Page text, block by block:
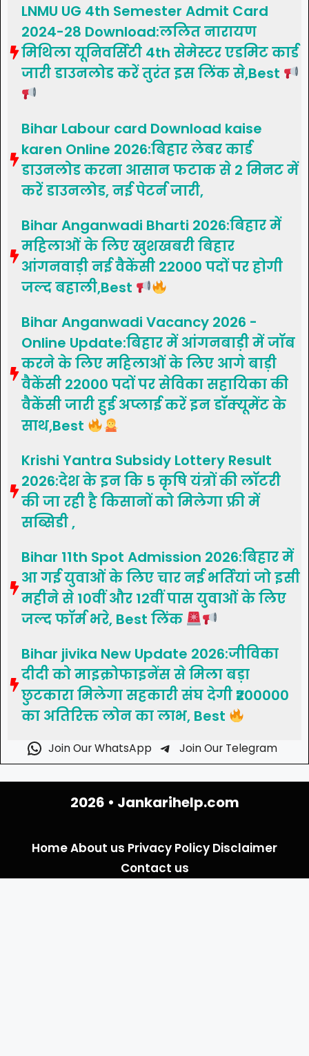
LNMU UG 4th Semester Admit Card
2024-28 Download:ललित नारायण
मिथिला यूनिवर्सिटी 4th सेमेस्टर एडमिट कार्ड
जारी डाउनलोड करें तुरंत इस लिंक से,Best
Bihar Labour card Download kaise
karen Online 2026:बिहार लेबर कार्ड
डाउनलोड करना आसान फटाक से 2 मिनट में
करें डाउनलोड, नई पेटर्न जारी,
Bihar Anganwadi Bharti 2026:बिहार में
महिलाओं के लिए खुशखबरी बिहार
आंगनवाड़ी नई वैकेंसी 22000 पदों पर होगी
जल्द बहाली,Best
Bihar Anganwadi Vacancy 2026 -
Online Update:बिहार में आंगनबाड़ी में जॉब
करने के लिए महिलाओं के लिए आगे बाड़ी
वैकेंसी 22000 पदों पर सेविका सहायिका की
वैकेंसी जारी हुई अप्लाई करें इन डॉक्यूमेंट के
साथ,Best
Krishi Yantra Subsidy Lottery Result
2026:देश के इन कि 5 कृषि यंत्रों की लॉटरी
की जा रही है किसानों को मिलेगा फ्री में
सब्सिडी ,
Bihar 11th Spot Admission 2026:बिहार में
आ गई युवाओं के लिए चार नई भर्तियां जो इसी
महीने से 10वीं और 12वीं पास युवाओं के लिए
जल्द फॉर्म भरे, Best लिंक
Bihar jivika New Update 2026:जीविका
दीदी को माइक्रोफाइनेंस से मिला बड़ा
छुटकारा मिलेगा सहकारी संघ देगी ₹200000
का अतिरिक्त लोन का लाभ, Best
Join Our WhatsApp Join Our Telegram
2026 • Jankarihelp.com
HomeAbout us Privacy Policy Disclaimer
Contact us